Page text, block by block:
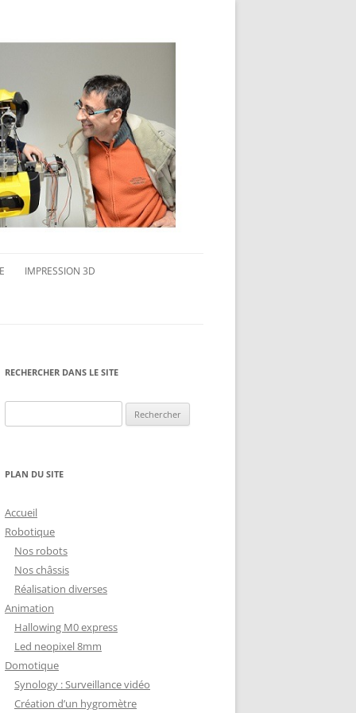
FONCTIONNEMENT D’UN BOUTON
POUSSOIR
W350
IMPRESSION 3D
NOS RÉALISATIONS EN 3D
IMPRESSION 3D DU NET
RECHERCHER DANS LE SITE
PLAN DU SITE
Accueil
Robotique
Nos robots
Nos châssis
Réalisation diverses
Animation
Hallowing M0 express
Led neopixel 8mm
Domotique
Synology : Surveillance vidéo
Création d’un hygromètre